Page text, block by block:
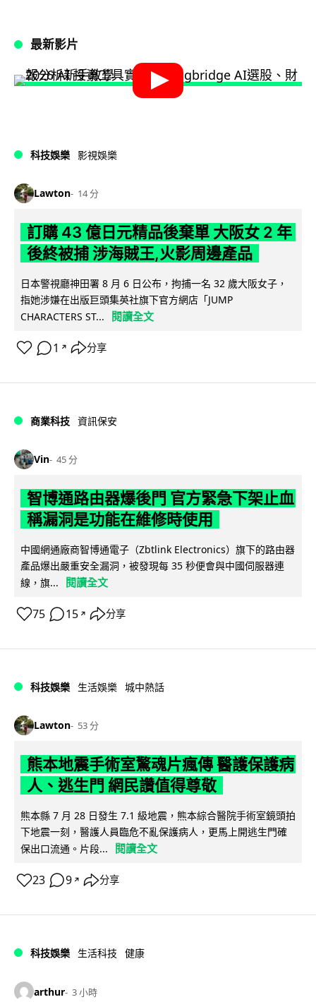
最新影片
科技娛樂 影視娛樂
Lawton 14 分
訂購 43 億日元精品後棄單 大阪女 2 年
後終被捕 涉海賊王,火影周邊產品
日本警視廳神田署 8 月 6 日公布，拘捕一名 32 歲大阪女子，
指她涉嫌在出版巨頭集英社旗下官方網店「JUMP
CHARACTERS ST...
閱讀全文
1 ↗ 分享
商業科技 資訊保安
Vin 45 分
智博通路由器爆後門 官方緊急下架止血
稱漏洞是功能在維修時使用
中國網通廠商智博通電子（Zbtlink Electronics）旗下的路由器
產品爆出嚴重安全漏洞，被發現每 35 秒便會與中國伺服器連
線，旗...
閱讀全文
75 15 ↗ 分享
科技娛樂 生活娛樂 城中熱話
Lawton 53 分
熊本地震手術室驚魂片瘋傳 醫護保護病
人、逃生門 網民讚值得尊敬
熊本縣 7 月 28 日發生 7.1 級地震，熊本綜合醫院手術室鏡頭拍
下地震一刻，醫護人員臨危不亂保護病人，更馬上開逃生門確
保出口流通。片段...
閱讀全文
23 9 ↗ 分享
科技娛樂 生活科技 健康
arthur 3 小時